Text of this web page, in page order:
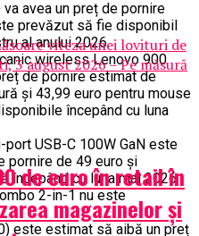
avea un preț de pornire
prevăzut să fie disponibil
al anului 2026.
wireless Lenovo 900
de pornire estimat de
și 43,99 euro pentru mouse
începând cu luna
USB-C 100W GaN este
pornire de 49 euro și
începând cu luna mai 2026.
2-in-1 nu este
este estimat să aibă un preț
viteza unei lovituri de
3 august 2026 – Pe măsură
de euro în retail în
magazinelor și